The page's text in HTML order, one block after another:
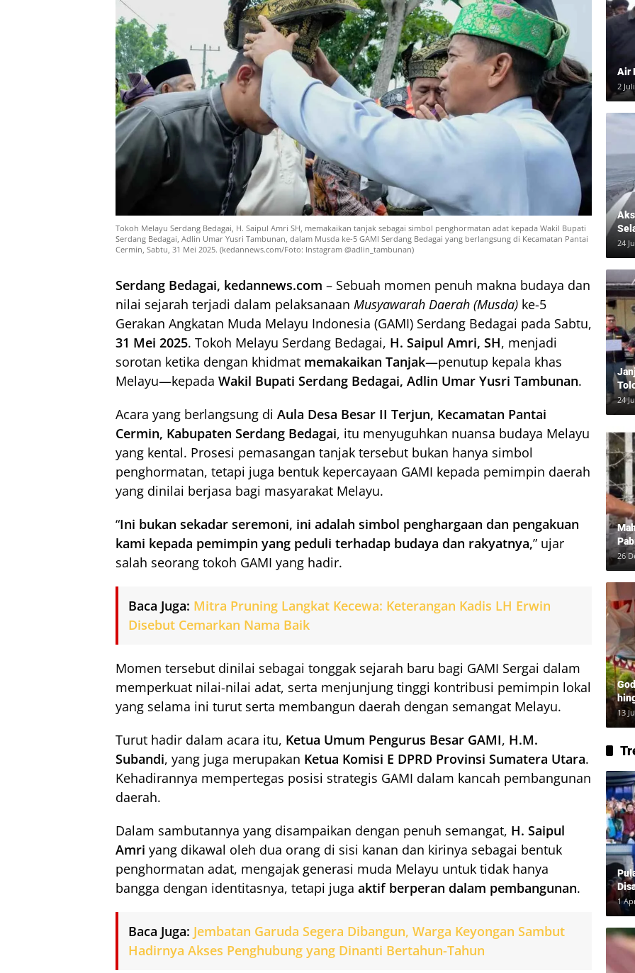
Tokoh Melayu Serdang Bedagai, H. Saipul Amri SH, memakaikan tanjak sebagai simbol penghormatan adat kepada Wakil Bupati
Serdang Bedagai, Adlin Umar Yusri Tambunan, dalam Musda ke-5 GAMI Serdang Bedagai yang berlangsung di Kecamatan Pantai
Cermin, Sabtu, 31 Mei 2025. (kedannews.com/Foto: Instagram @adlin_tambunan)
Serdang Bedagai, kedannews.com – Sebuah momen penuh makna budaya dan
nilai sejarah terjadi dalam pelaksanaan Musyawarah Daerah (Musda) ke-5
Gerakan Angkatan Muda Melayu Indonesia (GAMI) Serdang Bedagai pada Sabtu,
31 Mei 2025. Tokoh Melayu Serdang Bedagai, H. Saipul Amri, SH, menjadi
sorotan ketika dengan khidmat memakaikan Tanjak—penutup kepala khas
Melayu—kepada Wakil Bupati Serdang Bedagai, Adlin Umar Yusri Tambunan.
Acara yang berlangsung di Aula Desa Besar II Terjun, Kecamatan Pantai
Cermin, Kabupaten Serdang Bedagai, itu menyuguhkan nuansa budaya Melayu
yang kental. Prosesi pemasangan tanjak tersebut bukan hanya simbol
penghormatan, tetapi juga bentuk kepercayaan GAMI kepada pemimpin daerah
yang dinilai berjasa bagi masyarakat Melayu.
“Ini bukan sekadar seremoni, ini adalah simbol penghargaan dan pengakuan
kami kepada pemimpin yang peduli terhadap budaya dan rakyatnya,” ujar
salah seorang tokoh GAMI yang hadir.
Baca Juga: Mitra Pruning Langkat Kecewa: Keterangan Kadis LH Erwin
Disebut Cemarkan Nama Baik
Momen tersebut dinilai sebagai tonggak sejarah baru bagi GAMI Sergai dalam
memperkuat nilai-nilai adat, serta menjunjung tinggi kontribusi pemimpin lokal
yang selama ini turut serta membangun daerah dengan semangat Melayu.
Turut hadir dalam acara itu, Ketua Umum Pengurus Besar GAMI, H.M.
Subandi, yang juga merupakan Ketua Komisi E DPRD Provinsi Sumatera Utara.
Kehadirannya mempertegas posisi strategis GAMI dalam kancah pembangunan
daerah.
Dalam sambutannya yang disampaikan dengan penuh semangat, H. Saipul
Amri yang dikawal oleh dua orang di sisi kanan dan kirinya sebagai bentuk
penghormatan adat, mengajak generasi muda Melayu untuk tidak hanya
bangga dengan identitasnya, tetapi juga aktif berperan dalam pembangunan.
Baca Juga: Jembatan Garuda Segera Dibangun, Warga Keyongan Sambut
Hadirnya Akses Penghubung yang Dinanti Bertahun-Tahun
Air
2
24
24
26
13
1